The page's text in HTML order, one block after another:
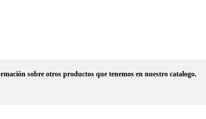
sobre otros productos que tenemos en nuestro catalogo.